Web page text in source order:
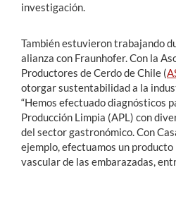
investigación.
También estuvieron trabajando
alianza con Fraunhofer. Con la
Productores de Cerdo de Chile (
otorgar sustentabilidad a la
“Hemos efectuado diagnósticos
Producción Limpia (APL) con
del sector gastronómico. Con
ejemplo, efectuamos un
vascular de las embarazadas,